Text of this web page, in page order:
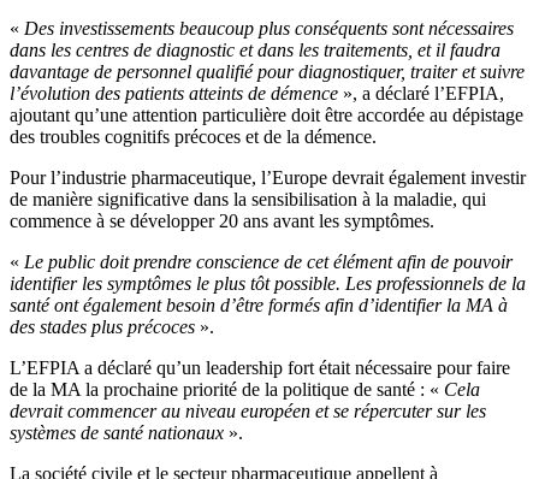
« Des investissements beaucoup plus conséquents sont nécessaires
dans les centres de diagnostic et dans les traitements, et il faudra
davantage de personnel qualifié pour diagnostiquer, traiter et suivre
l’évolution des patients atteints de démence », a déclaré l’EFPIA,
ajoutant qu’une attention particulière doit être accordée au dépistage
des troubles cognitifs précoces et de la démence.
Pour l’industrie pharmaceutique, l’Europe devrait également investir
de manière significative dans la sensibilisation à la maladie, qui
commence à se développer 20 ans avant les symptômes.
« Le public doit prendre conscience de cet élément afin de pouvoir
identifier les symptômes le plus tôt possible. Les professionnels de la
santé ont également besoin d’être formés afin d’identifier la MA à
des stades plus précoces ».
L’EFPIA a déclaré qu’un leadership fort était nécessaire pour faire
de la MA la prochaine priorité de la politique de santé : « Cela
devrait commencer au niveau européen et se répercuter sur les
systèmes de santé nationaux ».
La société civile et le secteur pharmaceutique appellent à